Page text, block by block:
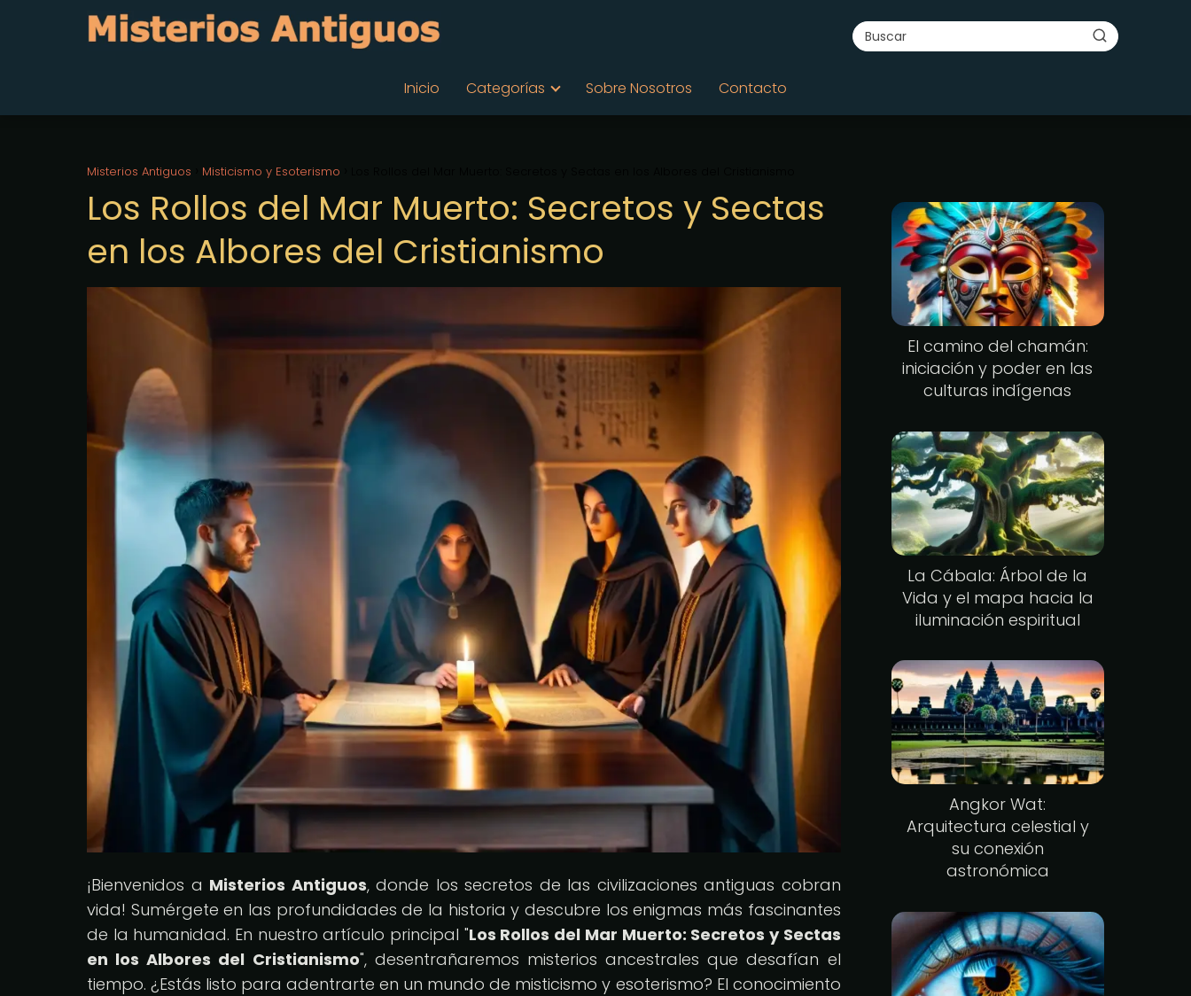
Inicio Categorías Sobre Nosotros Contacto
Misterios Antiguos Misticismo y Esoterismo
Los Rollos del Mar Muerto: Secretos y Sectas
en los Albores del Cristianismo
¡Bienvenidos a Misterios Antiguos, donde los secretos de las civilizaciones antiguas cobran
vida! Sumérgete en las profundidades de la historia y descubre los enigmas más fascinantes
de la humanidad. En nuestro artículo principal "Los Rollos del Mar Muerto: Secretos y Sectas
en los Albores del Cristianismo", desentrañaremos misterios ancestrales que desafían el
tiempo. ¿Estás listo para adentrarte en un mundo de misticismo y esoterismo? El conocimiento
El camino del chamán:
iniciación y poder en las
culturas indígenas
La Cábala: Árbol de la
Vida y el mapa hacia la
iluminación espiritual
Angkor Wat:
Arquitectura celestial y
su conexión
astronómica